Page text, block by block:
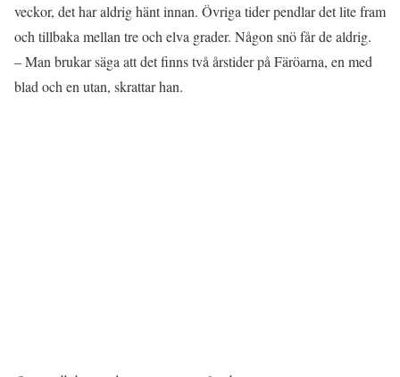
veckor, det har aldrig hänt innan. Övriga tider pendlar det lite fram
och tillbaka mellan tre och elva grader. Någon snö får de aldrig.
– Man brukar säga att det finns två årstider på Färöarna, en med
blad och en utan, skrattar han.